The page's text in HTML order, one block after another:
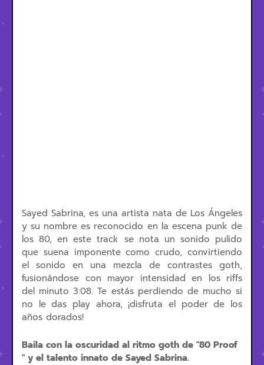
Sayed Sabrina, es una artista nata de Los Ángeles
y su nombre es reconocido en la escena punk de
los 80, en este track se nota un sonido pulido
que suena imponente como crudo, convirtiendo
el sonido en una mezcla de contrastes goth,
fusionándose con mayor intensidad en los riffs
del minuto 3:08. Te estás perdiendo de mucho si
no le das play ahora, ¡disfruta el poder de los
años dorados!
Baila con la oscuridad al ritmo goth de "80 Proof
" y el talento innato de Sayed Sabrina.